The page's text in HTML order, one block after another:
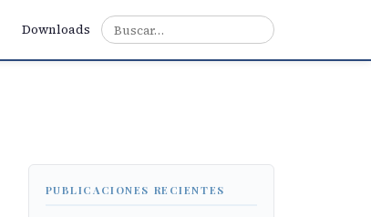
Downloads
PUBLICACIONES RECIENTES